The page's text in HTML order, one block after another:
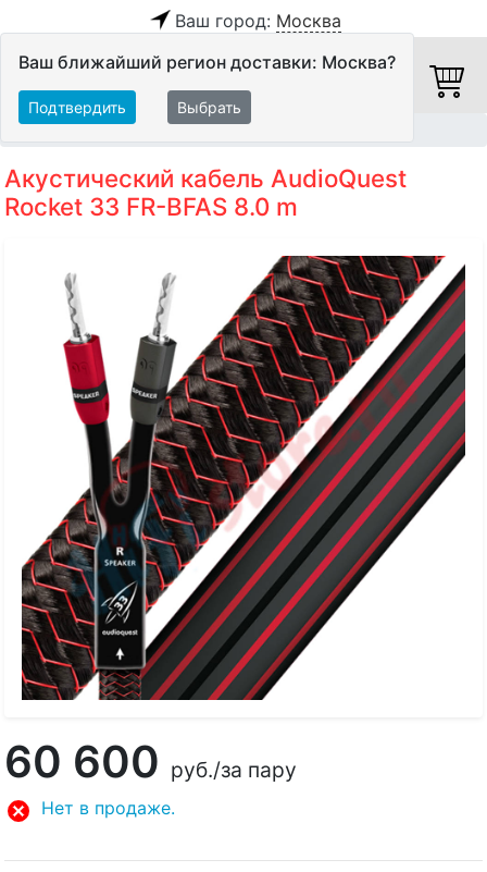
Ваш город: Москва
Ваш ближайший регион доставки: Москва?
Подтвердить Выбрать
Акустический кабель AudioQuest
Rocket 33 FR-BFAS 8.0 m
60 600 руб./за пару
Нет в продаже.